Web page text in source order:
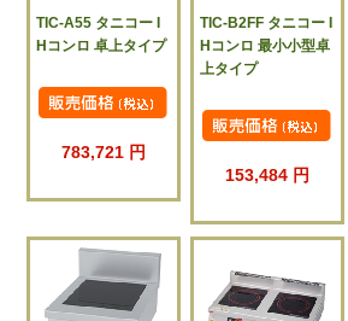
TIC-A55 タニコー I
Hコンロ 卓上タイプ
783,721 円
TIC-B2FF タニコー I
Hコンロ 最小小型卓
上タイプ
153,484 円